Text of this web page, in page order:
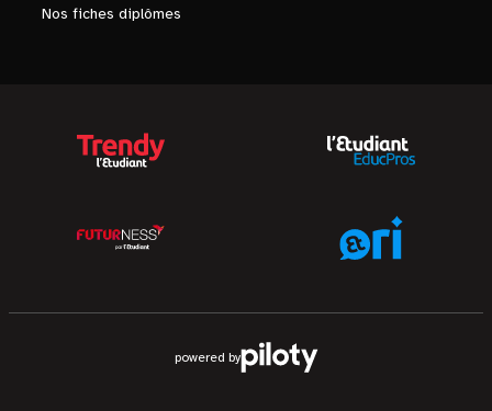
Nos fiches diplômes
powered by